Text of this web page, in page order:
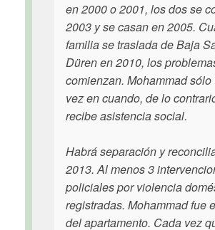
en 2000 o 2001, los dos se
2003 y se casan en 2005.
familia se traslada de Baja
Düren en 2010, los
comienzan. Mohammad
vez en cuando, de lo
recibe asistencia social.
Habrá separación y
2013. Al menos 3
policiales por violencia
registradas. Mohammad fue
del apartamento. Cada vez